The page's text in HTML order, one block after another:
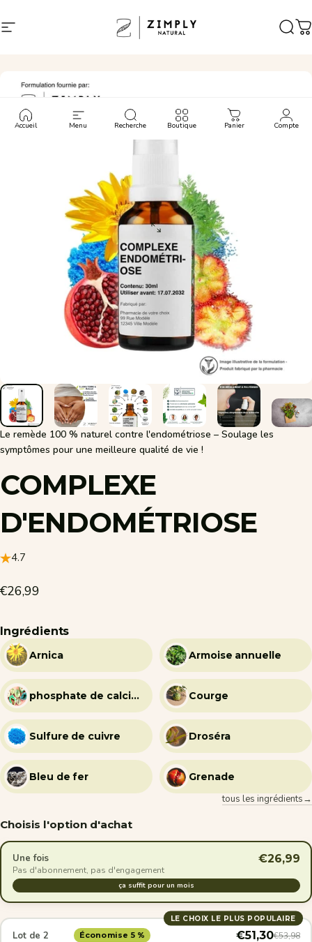
Navigation
Zimply Natural
Accueil Menu Recherche Boutique Panier Compte
Le remède 100 % naturel contre l'endométriose – Soulage les
symptômes pour une meilleure qualité de vie !
COMPLEXE
D'ENDOMÉTRIOSE
4.7
€26,99
Ingrédients
Arnica Armoise annuelle
phosphate de calcium Courge
Sulfure de cuivre Droséra
Bleu de fer
Grenade
tous les ingrédients→
Choisis l'option d'achat
Une fois €26,99
Pas d'abonnement, pas d'engagement
ça suffit pour un mois
LE CHOIX LE PLUS POPULAIRE
Lot de 2 Économise 5 % €51,30€53,98